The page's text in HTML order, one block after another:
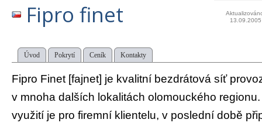
Fipro finet
13.09.2005
Úvod Pokrytí Ceník Kontakty
Fipro Finet [fajnet] je kvalitní bezdrátová síť
v mnoha dalších lokalitách olomouckého
využití je pro firemní klientelu, v poslední době